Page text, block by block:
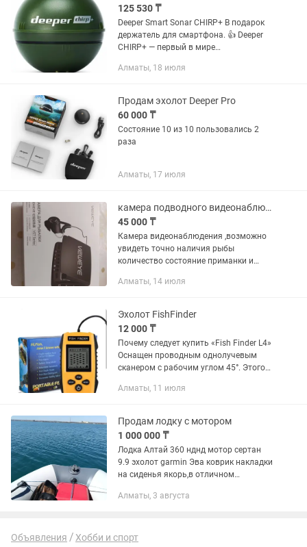
125 530 ₸
Deeper Smart Sonar CHIRP+ В подарок
держатель для смартфона. 👍 Deeper
CHIRP+ — первый в мире
использующий технологию CHIRP. Три
Алматы, 18 июля
Продам эхолот Deeper Pro
60 000 ₸
Состояние 10 из 10 пользовались 2
раза
Алматы, 17 июля
камера подводного видеонаблюдения
45 000 ₸
Камера видеонаблюдения ,возможно
увидеть точно наличия рыбы
количество состояние приманки и
наживки ,как в зимней рыбалки так и в
Алматы, 14 июля
Эхолот FishFinder
12 000 ₸
Почему следует купить «Fish Finder L4»
Оснащен проводным однолучевым
сканером с рабочим углом 45°. Этого
определить наличие рыбы в водоеме, а
Алматы, 11 июля
Продам лодку с мотором
1 000 000 ₸
Лодка Алтай 360 нднд мотор сертан
9.9 эхолот garmin Эва коврик накладки
на сиденья якорь,в отличном
забронировано.
Алматы, 3 августа
Объявления Хобби и спорт